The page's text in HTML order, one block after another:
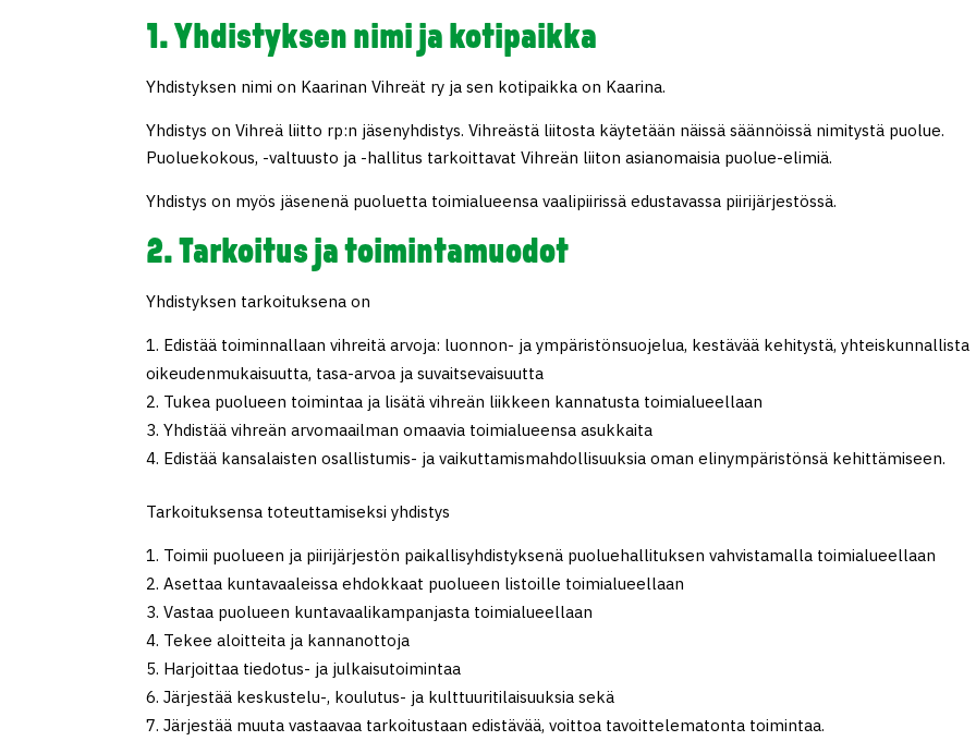
1. Yhdistyksen nimi ja kotipaikka
Yhdistyksen nimi on Kaarinan Vihreät ry ja sen kotipaikka on Kaarina.
Yhdistys on Vihreä liitto rp:n jäsenyhdistys. Vihreästä liitosta käytetään näissä säännöissä nimitystä puolue.
Puoluekokous, -valtuusto ja -hallitus tarkoittavat Vihreän liiton asianomaisia puolue-elimiä.
Yhdistys on myös jäsenenä puoluetta toimialueensa vaalipiirissä edustavassa piirijärjestössä.
2. Tarkoitus ja toimintamuodot
Yhdistyksen tarkoituksena on
Edistää toiminnallaan vihreitä arvoja: luonnon- ja ympäristönsuojelua, kestävää kehitystä, yhteiskunnallista
oikeudenmukaisuutta, tasa-arvoa ja suvaitsevaisuutta
Tukea puolueen toimintaa ja lisätä vihreän liikkeen kannatusta toimialueellaan
Yhdistää vihreän arvomaailman omaavia toimialueensa asukkaita
Edistää kansalaisten osallistumis- ja vaikuttamismahdollisuuksia oman elinympäristönsä kehittämiseen.
Tarkoituksensa toteuttamiseksi yhdistys
Toimii puolueen ja piirijärjestön paikallisyhdistyksenä puoluehallituksen vahvistamalla toimialueellaan
Asettaa kuntavaaleissa ehdokkaat puolueen listoille toimialueellaan
Vastaa puolueen kuntavaalikampanjasta toimialueellaan
Tekee aloitteita ja kannanottoja
Harjoittaa tiedotus- ja julkaisutoimintaa
Järjestää keskustelu-, koulutus- ja kulttuuritilaisuuksia sekä
Järjestää muuta vastaavaa tarkoitustaan edistävää, voittoa tavoittelematonta toimintaa.